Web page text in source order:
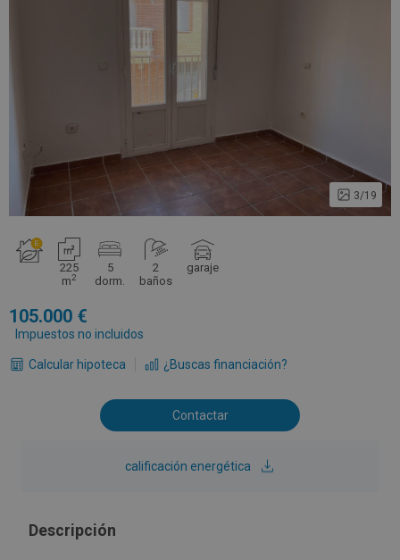
3/19
225
m2
5
dorm.
2
baños
garaje
105.000
Impuestos no incluidos
Calcular hipoteca ¿Buscas financiación?
Contactar
calificación energética
Descripción